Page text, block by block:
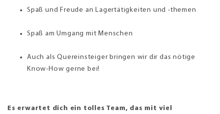
Spaß und Freude an Lager­tätigkeiten und -themen
Spaß am Umgang mit Menschen
Auch als Quereinsteiger bringen wir dir das nötige
Know-How gerne bei!
Es erwartet dich ein tolles Team, das mit viel